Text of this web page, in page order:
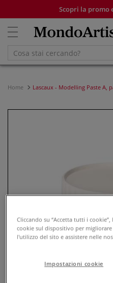
Scopri la promo
Home Lascaux - Modelling Paste A,
Cliccando su “Accetta tutti i
cookie sul dispositivo per
l'utilizzo del sito e assistere nelle
Impostazioni cookie